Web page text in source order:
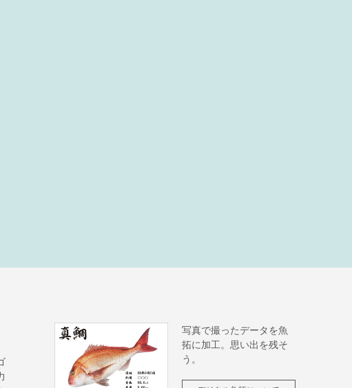
写真で撮ったデータを魚
拓に加工。思い出を残そ
う。